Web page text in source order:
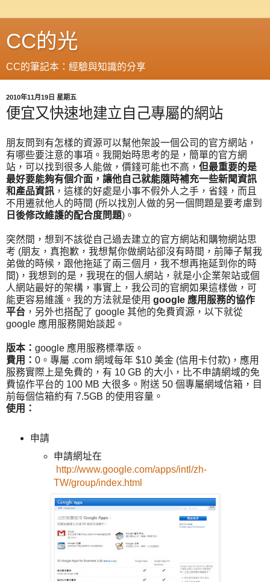
CC的光
CC的筆記本：經驗與知識的分享
2010年11月19日 星期五
便宜又快速地建立自己專屬的網站
朋友問到有怎樣的資源可以幫他架設一個公司的官方網站，
有哪些要注意的事項。我開始時思考的是，簡單的官方網
站，可以找到很多人能做，價錢可能也不高， 但最重要的是
最好要能夠有個介面，讓他自己就能隨時補充一些新聞資訊
和產品資訊 ，這樣的好處是小事不假外人之手，省錢，而且
不用遷就他人的時間 (所以找別人做的另一個問題是要考慮到
日後修改維護的配合度問題)。
突然間，想到不該從自己過去建立的官方網站和購物網站思
考 (朋友，真抱歉，我想幫你做網站卻沒有時間，前陣子幫我
弟做的時候，跟他拖延了兩三個月，我不想再拖延到你的時
間)，我想到的是，我現在的個人網站，就是小企業架站或個
人網站最好的架構，事實上，我公司的官網如果這樣做，可
能更容易維護。我的方法就是使用 google 應用服務的協作
平台 ，另外也搭配了 google 其他的免費資源，以下就從
google 應用服務開始談起。
版本： google 應用服務標準版。
費用： 0。專屬 .com 網域每年 $10 美金 (信用卡付款)，應用
服務實際上是免費的，有 10 GB 的大小，比不申請網域的免
費協作平台的 100 MB 大很多。附送 50 個專屬網域信箱，目
前每個信箱約有 7.5GB 的使用容量。
使用：
申請
申請網址在
http://www.google.com/apps/intl/zh-
TW/group/index.html